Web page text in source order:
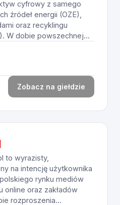
cyfrowy z samego
źródeł energii (OZE),
oraz recyklingu
W dobie powszechnej...
Zobacz na giełdzie
to wyrazisty,
na intencję użytkownika
rynku mediów
online oraz zakładów
rozproszenia...